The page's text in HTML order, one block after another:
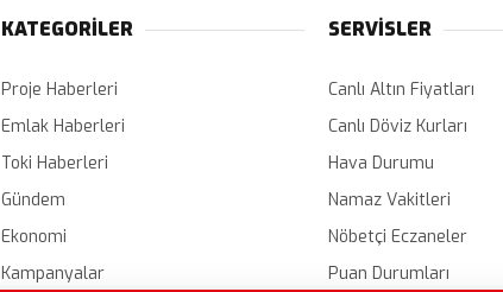
KATEGORİLER
Proje Haberleri
Emlak Haberleri
Toki Haberleri
Gündem
Ekonomi
Kampanyalar
SERVİSLER
Canlı Altın Fiyatları
Canlı Döviz Kurları
Hava Durumu
Namaz Vakitleri
Nöbetçi Eczaneler
Puan Durumları